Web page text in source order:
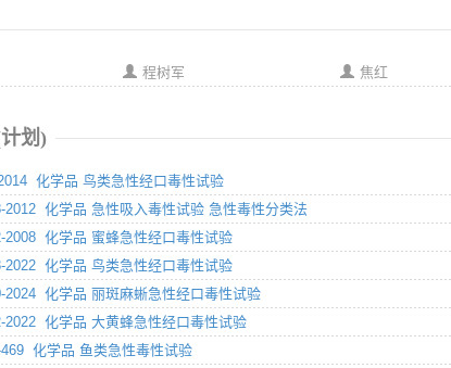
程树军 焦红
划)
化学品 鸟类急性经口毒性试验
2012 化学品 急性吸入毒性试验 急性毒性分类法
2008 化学品 蜜蜂急性经口毒性试验
2022 化学品 鸟类急性经口毒性试验
2024 化学品 丽斑麻蜥急性经口毒性试验
2022 化学品 大黄蜂急性经口毒性试验
469 化学品 鱼类急性毒性试验